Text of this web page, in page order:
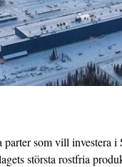
som vill investera i
största rostfria